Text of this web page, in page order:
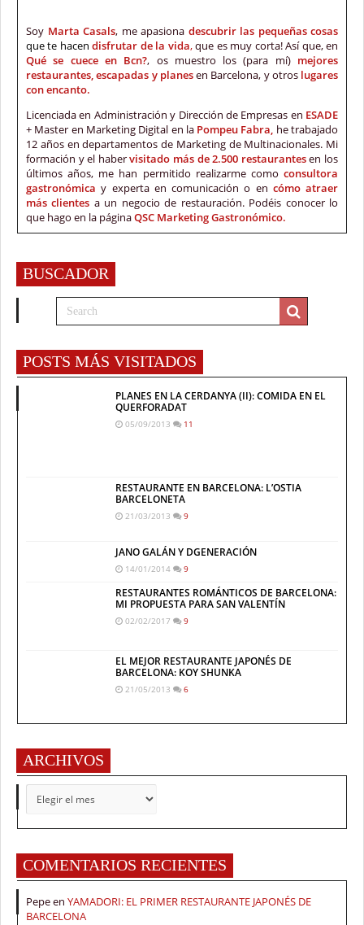
Soy Marta Casals, me apasiona descubrir las pequeñas cosas
que te hacen disfrutar de la vida,que es muy corta! Así que, en
Qué se cuece en Bcn?, os muestro los (para mí) mejores
restaurantes, escapadas y planesen Barcelona, y otros lugares
con encanto.
Licenciada en Administración y Dirección de Empresas en ESADE
+ Master en Marketing Digital en la Pompeu Fabra, he trabajado
12 años en departamentos de Marketing de Multinacionales. Mi
formación y el habervisitado más de 2.500 restaurantes en los
últimos años, me han permitido realizarme como consultora
gastronómicay experta en comunicación o en cómo atraer
más clientes a un negocio de restauración. Podéis conocer lo
que hago en la páginaQSC Marketing Gastronómico.
BUSCADOR
POSTS MÁS VISITADOS
PLANES EN LA CERDANYA (II): COMIDA EN EL
QUERFORADAT
05/09/2013 11
RESTAURANTE EN BARCELONA: L’OSTIA
BARCELONETA
21/03/2013 9
JANO GALÁN Y DGENERACIÓN
14/01/2014 9
RESTAURANTES ROMÁNTICOS DE BARCELONA:
MI PROPUESTA PARA SAN VALENTÍN
02/02/2017 9
EL MEJOR RESTAURANTE JAPONÉS DE
BARCELONA: KOY SHUNKA
21/05/2013 6
ARCHIVOS
ARCHIVOS
COMENTARIOS RECIENTES
Pepeen YAMADORI: EL PRIMER RESTAURANTE JAPONÉS DE
BARCELONA